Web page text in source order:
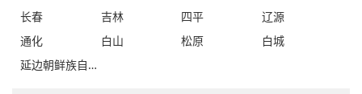
长春 吉林 四平
辽源
通化
白山 松原
白城
延边朝鲜族自治州